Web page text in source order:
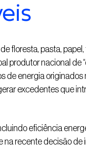
floresta, pasta, papel,
produtor nacional de
de energia originados
excedentes que
eficiência
recente decisão de